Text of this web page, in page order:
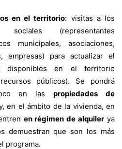
en el territorio: visitas a los
(representantes
municipales, asociaciones,
empresas) para actualizar el
disponibles en el territorio
públicos). Se pondrá
foco en laspropiedades de
en el ámbito de la vivienda, en
en régimen de alquiler ya
demuestran que son los más
programa.